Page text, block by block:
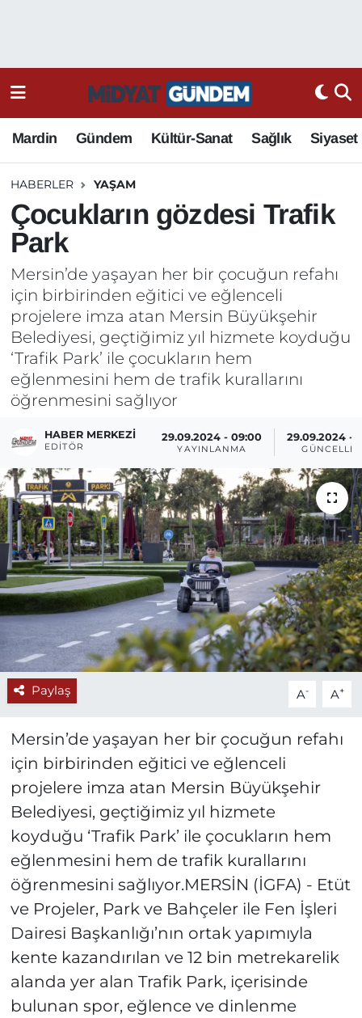
Mardin Gündem Kültür-Sanat Sağlık Siyaset
HABERLER YAŞAM
Çocukların gözdesi Trafik
Park
Mersin’de yaşayan her bir çocuğun refahı
için birbirinden eğitici ve eğlenceli
projelere imza atan Mersin Büyükşehir
Belediyesi, geçtiğimiz yıl hizmete koyduğu
‘Trafik Park’ ile çocukların hem
eğlenmesini hem de trafik kurallarını
öğrenmesini sağlıyor
HABER MERKEZI
EDITÖR
29.09.2024 - 09:00
YAYINLANMA
29.09.2024 -
Paylaş A- A+
Mersin’de yaşayan her bir çocuğun refahı
için birbirinden eğitici ve eğlenceli
projelere imza atan Mersin Büyükşehir
Belediyesi, geçtiğimiz yıl hizmete
koyduğu ‘Trafik Park’ ile çocukların hem
eğlenmesini hem de trafik kurallarını
öğrenmesini sağlıyor.MERSİN (İGFA) - Etüt
ve Projeler, Park ve Bahçeler ile Fen İşleri
Dairesi Başkanlığı’nın ortak yapımıyla
kente kazandırılan ve 12 bin metrekarelik
alanda yer alan Trafik Park, içerisinde
bulunan spor, eğlence ve dinlenme